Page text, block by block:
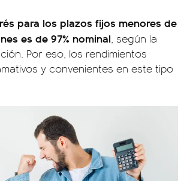
para los plazos fijos menores de
es de 97% nominal, según la
Por eso, los rendimientos
y convenientes en este tipo